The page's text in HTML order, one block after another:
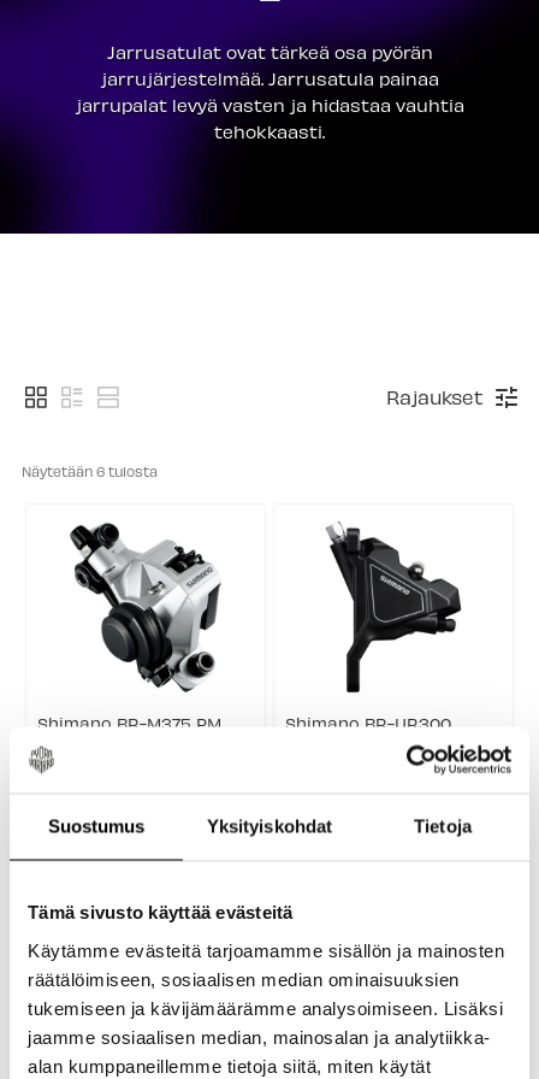
Suostumus Yksityiskohdat Tietoja
Tämä sivusto käyttää evästeitä
Käytämme evästeitä tarjoamamme sisällön ja mainosten
räätälöimiseen, sosiaalisen median ominaisuuksien
tukemiseen ja kävijämäärämme analysoimiseen. Lisäksi
jaamme sosiaalisen median, mainosalan ja analytiikka-
alan kumppaneillemme tietoja siitä, miten käytät
Jarrusatulat ovat tärkeä osa pyörän
jarrujärjestelmää. Jarrusatula painaa
jarrupalat levyä vasten ja hidastaa vauhtia
tehokkaasti.
Rajaukset
Näytetään 6 tulosta
Shimano BR-M375 PM
Jarrusatula
Musta & hopea jarrusatula!
M375-levyjarru mahdollistaa
39,00 €
Shimano BR-UR300
Levyjarrusatula
Shimano BR-UR300 on
levyjarrusatula, joka on
erinomaista ...
26,50 €